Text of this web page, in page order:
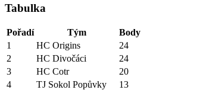
Tabulka
Pořadí Tým
Body
1
HC Origins
24
2
HC Divočáci
24
3
HC Cotr
20
4
TJ Sokol Popůvky
13